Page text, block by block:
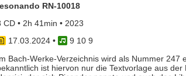
RN-10018
CD • 2h 41min • 2023
17.03.2024•
9 10 9
Bach-Werke-Verzeichnis wird als Nummer 247
ist hiervon nur die Textvorlage aus